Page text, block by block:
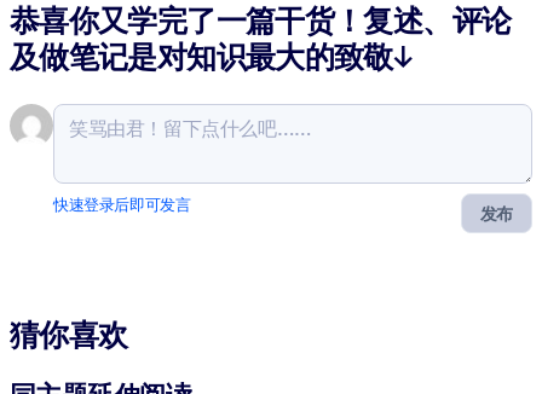
恭喜你又学完了一篇干货！复述、评论
及做笔记是对知识最大的致敬↓
发布
快速登录后即可发言
猜你喜欢